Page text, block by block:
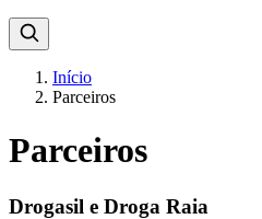
Início
Parceiros
Parceiros
Drogasil e Droga Raia